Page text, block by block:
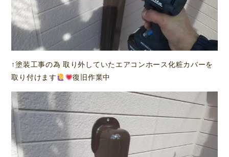
↑塗装工事の為 取り外していたエアコンホース化粧カバーを
取り付けます
復旧作業中